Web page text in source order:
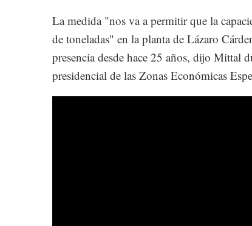
La medida "nos va a permitir que la
de toneladas" en la planta de Lázaro
presencia desde hace 25 años, dijo Mittal
presidencial de las Zonas Económicas